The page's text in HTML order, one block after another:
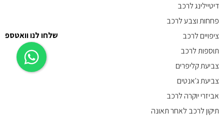
שלחו לנו וואטספ
דיטיילינג לרכב
פחחות וצבע לרכב
ציפויים לרכב
תוספות לרכב
צביעת קליפרים
צביעת ג'אנטים
אביזרי יוקרה לרכב
תיקון לרכב לאחר תאונה